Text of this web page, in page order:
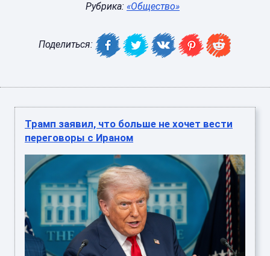
Рубрика: «Общество»
Поделиться:
Трамп заявил, что больше не хочет вести
переговоры с Ираном